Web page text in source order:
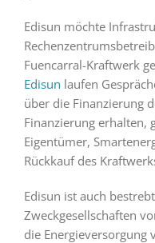
Edisun möchte
Fuencarral-Kraftwerk
Edisun laufen
über die Finanzierung
Finanzierung erhalten,
Eigentümer,
Rückkauf des
Edisun ist auch
Zweckgesellschaften
die Energieversorgung